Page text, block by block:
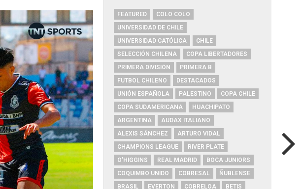
FEATURED
COLO COLO
UNIVERSIDAD DE CHILE
UNIVERSIDAD CATÓLICA
CHILE
SELECCIÓN CHILENA
COPA LIBERTADORES
PRIMERA DIVISIÓN
PRIMERA B
FUTBOL CHILENO
DESTACADOS
UNIÓN ESPAÑOLA
PALESTINO
COPA CHILE
COPA SUDAMERICANA
HUACHIPATO
ARGENTINA
AUDAX ITALIANO
ALEXIS SÁNCHEZ
ARTURO VIDAL
CHAMPIONS LEAGUE
RIVER PLATE
O'HIGGINS
REAL MADRID
BOCA JUNIORS
COQUIMBO UNIDO
COBRESAL
ÑUBLENSE
BRASIL
EVERTON COBRELOA
BETIS